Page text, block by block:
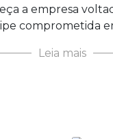
a empresa
comprometida
Leia mais